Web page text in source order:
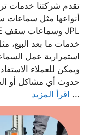
تقدم شركتنا خدمات
أنواعها مثل
خدمات ما بعد البيع،
استمرارية عمل
ويمكن للعملاء
حدوث أي مشاكل أو
... اقرأ المزيد